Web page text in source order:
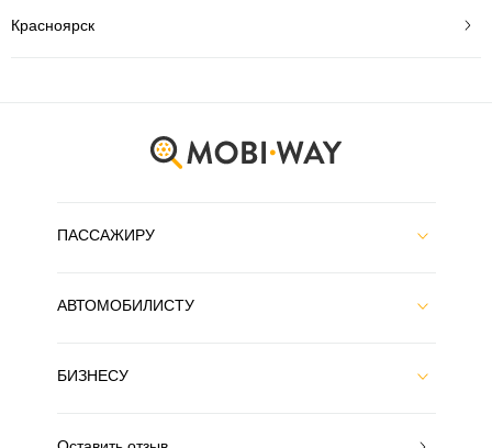
Красноярск
ПАССАЖИРУ
АВТОМОБИЛИСТУ
БИЗНЕСУ